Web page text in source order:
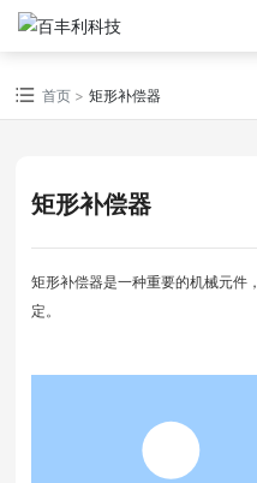
网站首页
新闻资讯
首页 矩形补偿器
矩形补偿器
矩形补偿器是一种重要的机械元件
定。